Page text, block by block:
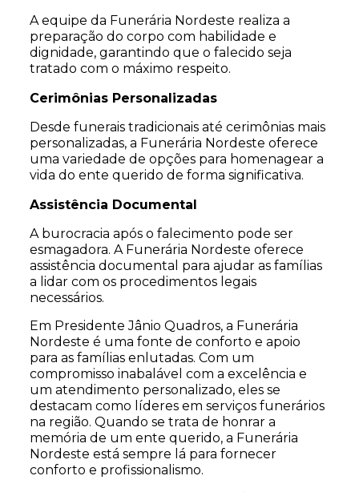
A equipe da Funerária Nordeste realiza a
preparação do corpo com habilidade e
dignidade, garantindo que o falecido seja
tratado com o máximo respeito.
Cerimônias Personalizadas
Desde funerais tradicionais até cerimônias mais
personalizadas, a Funerária Nordeste oferece
uma variedade de opções para homenagear a
vida do ente querido de forma significativa.
Assistência Documental
A burocracia após o falecimento pode ser
esmagadora. A Funerária Nordeste oferece
assistência documental para ajudar as famílias
a lidar com os procedimentos legais
necessários.
Em Presidente Jânio Quadros, a Funerária
Nordeste é uma fonte de conforto e apoio
para as famílias enlutadas. Com um
compromisso inabalável com a excelência e
um atendimento personalizado, eles se
destacam como líderes em serviços funerários
na região. Quando se trata de honrar a
memória de um ente querido, a Funerária
Nordeste está sempre lá para fornecer
conforto e profissionalismo.